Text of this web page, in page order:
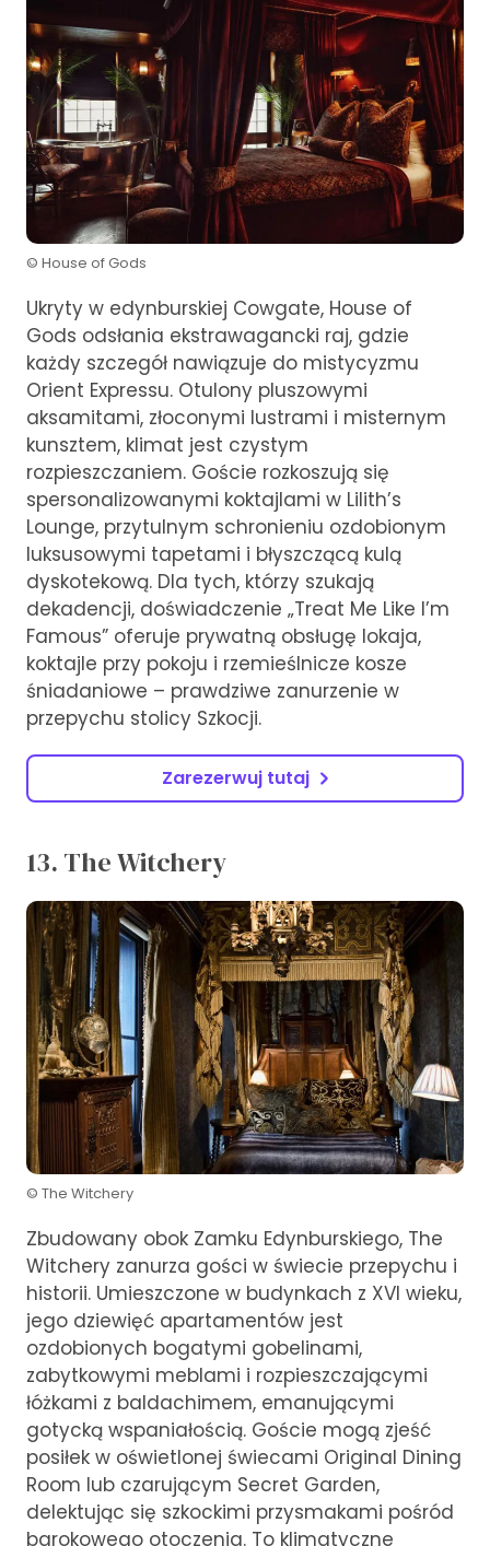
© House of Gods
Ukryty w edynburskiej Cowgate, House of
Gods odsłania ekstrawagancki raj, gdzie
każdy szczegół nawiązuje do mistycyzmu
Orient Expressu. Otulony pluszowymi
aksamitami, złoconymi lustrami i misternym
kunsztem, klimat jest czystym
rozpieszczaniem. Goście rozkoszują się
spersonalizowanymi koktajlami w Lilith’s
Lounge, przytulnym schronieniu ozdobionym
luksusowymi tapetami i błyszczącą kulą
dyskotekową. Dla tych, którzy szukają
dekadencji, doświadczenie „Treat Me Like I’m
Famous” oferuje prywatną obsługę lokaja,
koktajle przy pokoju i rzemieślnicze kosze
śniadaniowe – prawdziwe zanurzenie w
przepychu stolicy Szkocji.
Zarezerwuj tutaj
13. The Witchery
© The Witchery
Zbudowany obok Zamku Edynburskiego, The
Witchery zanurza gości w świecie przepychu i
historii. Umieszczone w budynkach z XVI wieku,
jego dziewięć apartamentów jest
ozdobionych bogatymi gobelinami,
zabytkowymi meblami i rozpieszczającymi
łóżkami z baldachimem, emanującymi
gotycką wspaniałością. Goście mogą zjeść
posiłek w oświetlonej świecami Original Dining
Room lub czarującym Secret Garden,
delektując się szkockimi przysmakami pośród
barokowego otoczenia. To klimatyczne